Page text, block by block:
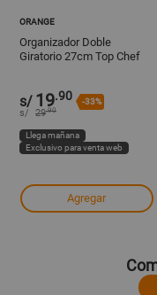
ORANGE
Organizador Doble
Giratorio 27cm Top Chef
s/ 19.90 -33%
s/ 29.90
Llega mañana
Exclusivo para venta web
Agregar